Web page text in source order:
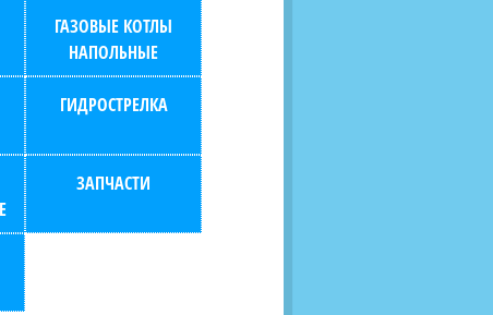
ГАЗОВЫЕ КОТЛЫ
НАПОЛЬНЫЕ
ГИДРОСТРЕЛКА
ЗАПЧАСТИ